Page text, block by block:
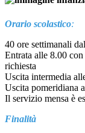
Orario scolastico:
40 ore settimanali
Entrata alle 8.00
richiesta
Uscita intermedia
Uscita pomeridiana
Il servizio mensa è
Finalità